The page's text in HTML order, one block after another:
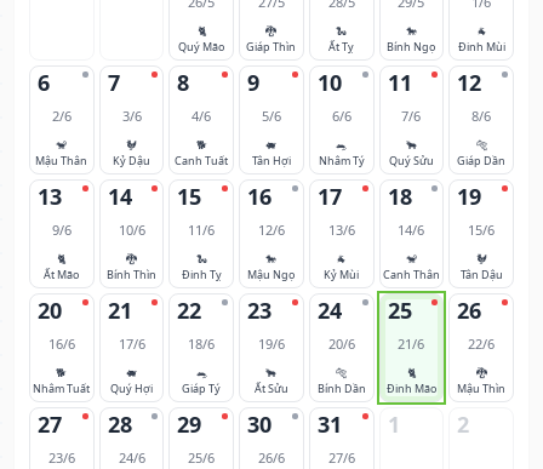
🐈
Quý Mão
🐉
Giáp Thìn
🐍
Ất Tỵ
🐎
Bính Ngọ
🐐
Đinh Mùi
6
2/6
🐒
Mậu Thân
7
3/6
🐓
Kỷ Dậu
8
4/6
🐕
Canh Tuất
9
5/6
🐖
Tân Hợi
10
6/6
🐀
Nhâm Tý
11
7/6
🐂
Quý Sửu
12
8/6
🐅
Giáp Dần
13
9/6
🐈
Ất Mão
14
10/6
🐉
Bính Thìn
15
11/6
🐍
Đinh Tỵ
16
12/6
🐎
Mậu Ngọ
17
13/6
🐐
Kỷ Mùi
18
14/6
🐒
Canh Thân
19
15/6
🐓
Tân Dậu
20
16/6
🐕
Nhâm Tuất
21
17/6
🐖
Quý Hợi
22
18/6
🐀
Giáp Tý
23
19/6
🐂
Ất Sửu
24
20/6
🐅
Bính Dần
25
21/6
🐈
Đinh Mão
26
22/6
🐉
Mậu Thìn
27
23/6
28
24/6
29
25/6
30
26/6
31
27/6
1 2